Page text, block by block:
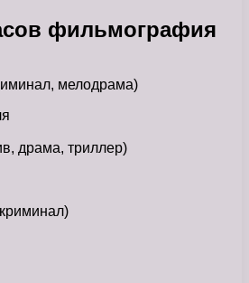
фильмография
мелодрама)
драма, триллер)